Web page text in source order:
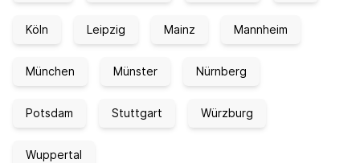
Köln Leipzig Mainz Mannheim
München Münster Nürnberg
Potsdam Stuttgart Würzburg
Wuppertal